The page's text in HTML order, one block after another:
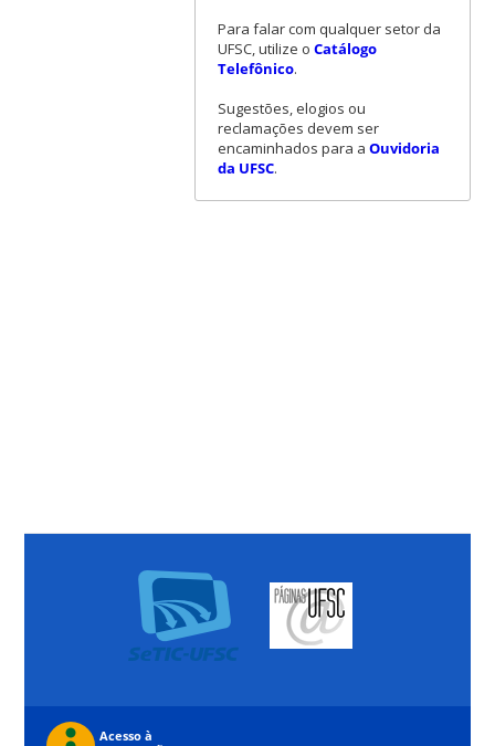
Para falar com qualquer setor da
UFSC, utilize o Catálogo
Telefônico.
Sugestões, elogios ou
reclamações devem ser
encaminhados para a Ouvidoria
da UFSC.